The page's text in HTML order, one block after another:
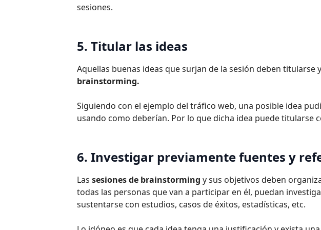
sesiones.
5. Titular las ideas
Aquellas buenas ideas que surjan de la sesión deben titularse
brainstorming.
Siguiendo con el ejemplo del tráfico web, una posible idea
usando como deberían. Por lo que dicha idea puede titularse
6. Investigar previamente fuentes y
Lassesiones de brainstorming y sus objetivos deben
todas las personas que van a participar en él, puedan
sustentarse con estudios, casos de éxitos, estadísticas, etc.